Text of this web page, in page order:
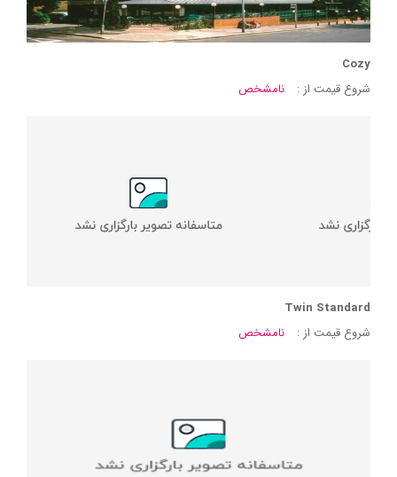
Cozy
شروع قیمت از :
نامشخص
Twin Standard
شروع قیمت از :
نامشخص